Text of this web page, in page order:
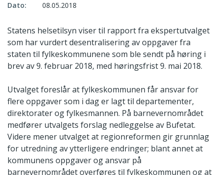
Dato:
08.05.2018
Statens helsetilsyn viser til rapport fra ekspertutvalget
som har vurdert desentralisering av oppgaver fra
staten til fylkeskommunene som ble sendt på høring i
brev av 9. februar 2018, med høringsfrist 9. mai 2018.
Utvalget foreslår at fylkeskommunen får ansvar for
flere oppgaver som i dag er lagt til departementer,
direktorater og fylkesmannen. På barnevernområdet
medfører utvalgets forslag nedleggelse av Bufetat.
Videre mener utvalget at regionreformen gir grunnlag
for utredning av ytterligere endringer; blant annet at
kommunens oppgaver og ansvar på
barnevernområdet overføres til fylkeskommunen og at